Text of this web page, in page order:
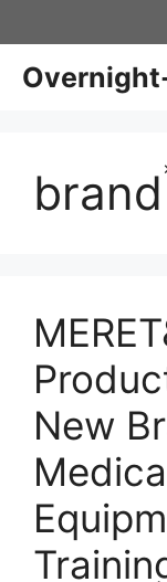
Inhalt
springen
brand
New